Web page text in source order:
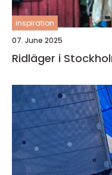
inspiration
07. June 2025
Ridläger i